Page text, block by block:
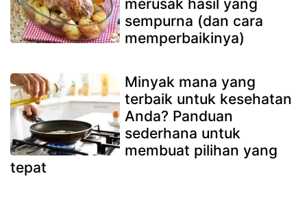
merusak hasil yang
sempurna (dan cara
memperbaikinya)
Minyak mana yang
terbaik untuk kesehatan
Anda? Panduan
sederhana untuk
membuat pilihan yang
tepat